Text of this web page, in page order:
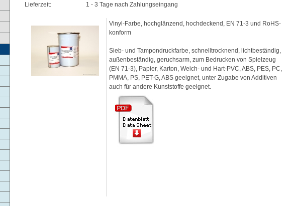
Lieferzeit:
1 - 3 Tage nach Zahlungseingang
Vinyl-Farbe, hochglänzend, hochdeckend, EN 71-3 und RoHS-
konform
Sieb- und Tampondruckfarbe, schnelltrocknend, lichtbeständig,
außenbeständig, geruchsarm, zum Bedrucken von Spielzeug
(EN 71-3), Papier, Karton, Weich- und Hart-PVC, ABS, PES, PC,
PMMA, PS, PET-G, ABS geeignet, unter Zugabe von Additiven
auch für andere Kunststoffe geeignet.